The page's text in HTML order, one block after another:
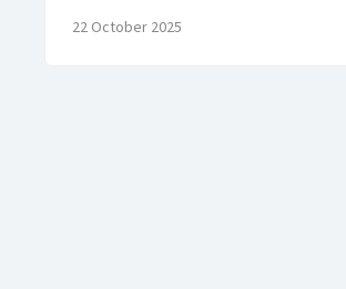
22 October 2025